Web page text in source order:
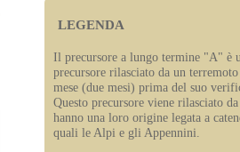
LEGENDA
Il precursore a lungo termine "A" è
precursore rilasciato da un
mese (due mesi) prima del suo
Questo precursore viene rilasciato
hanno una loro origine legata a
quali le Alpi e gli Appennini.